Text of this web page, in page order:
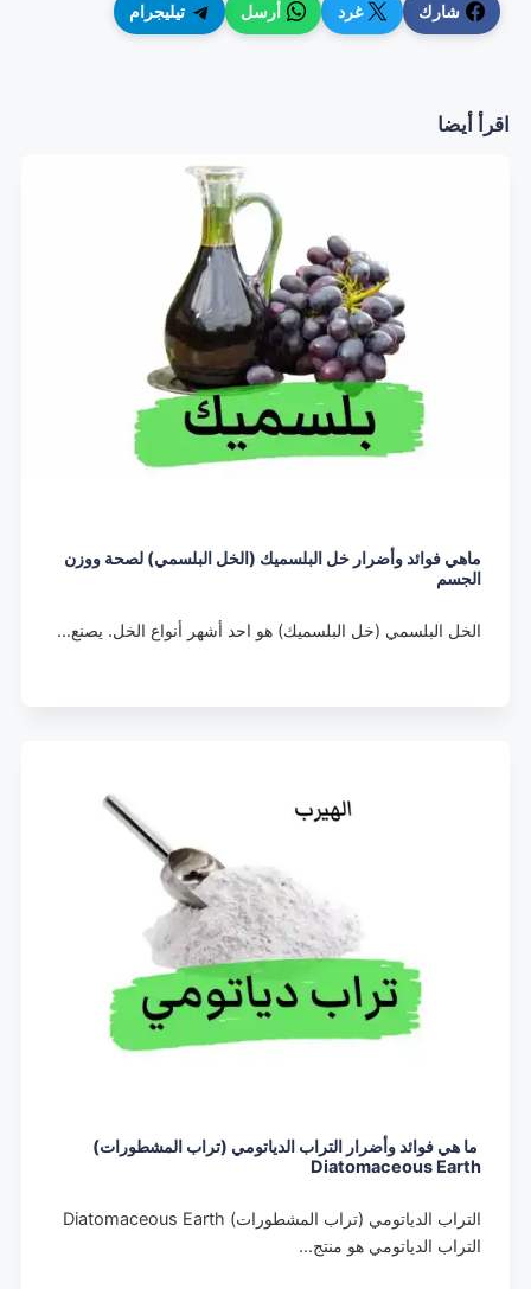
شارك غرد أرسل تيليجرام
اقرأ أيضا
ماهي فوائد وأضرار خل البلسميك (الخل البلسمي) لصحة ووزن
الجسم
الخل البلسمي (خل البلسميك) هو احد أشهر أنواع الخل. يصنع…
ما هي فوائد وأضرار التراب الدياتومي (تراب المشطورات)
Diatomaceous Earth
التراب الدياتومي (تراب المشطورات) Diatomaceous Earth
التراب الدياتومي هو منتج…